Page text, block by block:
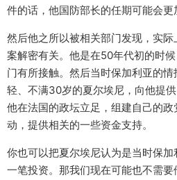
件的话，他国防部长的任期可能会更
然后他之所以被相关部门发现，实
案解密有关。他是在50年代初的时
门有所接触。然后当时保加利亚的
轻、不满30岁的夏尔埃尼，向他提
他在法国的政坛立足，组建自己的
动，提供相关的一些资金支持。
你也可以把夏尔埃尼认为是当时保
一笔投资。那我们现在可能也不需